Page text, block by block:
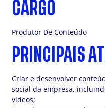
CARGO
Produtor De Conteúdo
PRINCIPAIS
Criar e desenvolver
social da empresa,
vídeos;